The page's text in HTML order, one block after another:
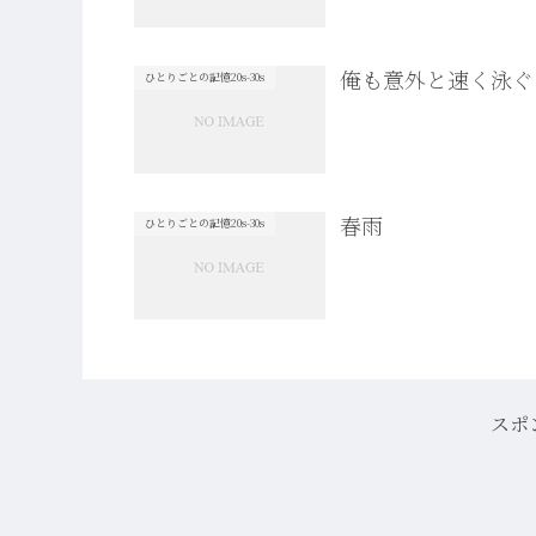
ひとりごとの記憶20s-30s 俺も意外と速く泳ぐ
ひとりごとの記憶20s-30s 春雨
スポ